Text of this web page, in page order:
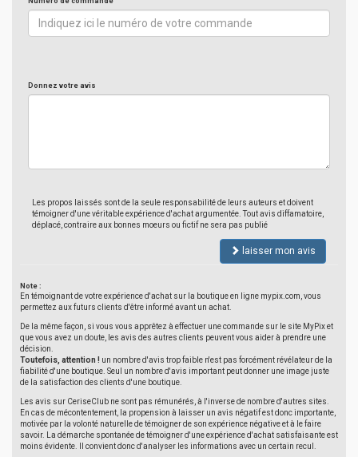
Donnez votre avis
Les propos laissés sont de la seule responsabilité de leurs auteurs et doivent
témoigner d'une véritable expérience d'achat argumentée. Tout avis diffamatoire,
déplacé, contraire aux bonnes moeurs ou fictif ne sera pas publié
laisser mon avis
Note :
En témoignant de votre expérience d'achat sur la boutique en ligne mypix.com, vous
permettez aux futurs clients d'être informé avant un achat.
De la même façon, si vous vous apprêtez à effectuer une commande sur le site MyPix et
que vous avez un doute, les avis des autres clients peuvent vous aider à prendre une
décision.
Toutefois, attention ! un nombre d'avis trop faible n'est pas forcément révélateur de la
fiabilité d'une boutique. Seul un nombre d'avis important peut donner une image juste
de la satisfaction des clients d'une boutique.
Les avis sur CeriseClub ne sont pas rémunérés, à l'inverse de nombre d'autres sites.
En cas de mécontentement, la propension à laisser un avis négatif est donc importante,
motivée par la volonté naturelle de témoigner de son expérience négative et à le faire
savoir. La démarche spontanée de témoigner d'une expérience d'achat satisfaisante est
moins évidente. Il convient donc d'analyser les informations avec un certain recul.